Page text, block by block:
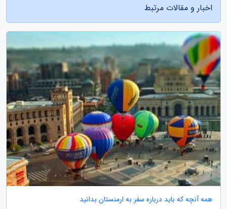
اخبار و مقالات مرتبط
همه آنچه که باید درباره سفر به ارمنستان بدانید